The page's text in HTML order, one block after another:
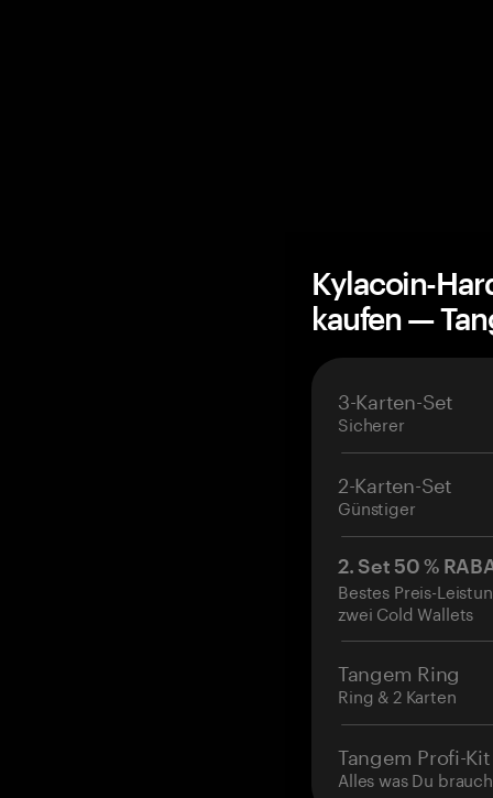
Kylacoin-
kaufen —
3-Karten-Set
Sicherer
2-Karten-Set
Günstiger
2. Set 50 %
Bestes Preis-
zwei Cold Wallets
Tangem Ring
Ring & 2 Karten
Tangem Profi-Kit
Alles was Du